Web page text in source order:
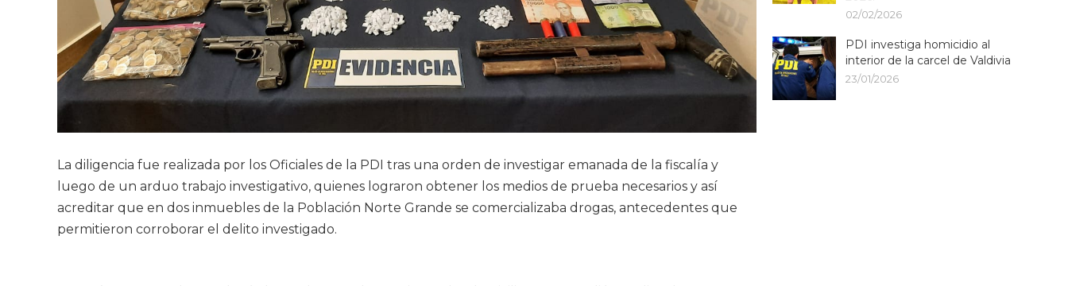
La diligencia fue realizada por los Oficiales de la PDI tras una orden de investigar emanada de la fiscalía y
luego de un arduo trabajo investigativo, quienes lograron obtener los medios de prueba necesarios y así
acreditar que en dos inmuebles de la Población Norte Grande se comercializaba drogas, antecedentes que
permitieron corroborar el delito investigado.
02/02/2026
PDI investiga homicidio al
interior de la carcel de Valdivia
23/01/2026